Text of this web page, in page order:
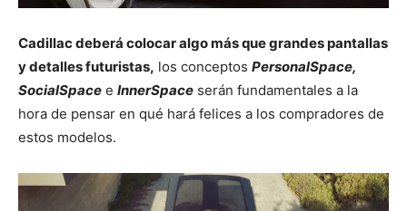
Cadillac deberá colocar algo más que grandes pantallas
y detalles futuristas, los conceptos PersonalSpace,
SocialSpace e InnerSpace serán fundamentales a la
hora de pensar en qué hará felices a los compradores de
estos modelos.